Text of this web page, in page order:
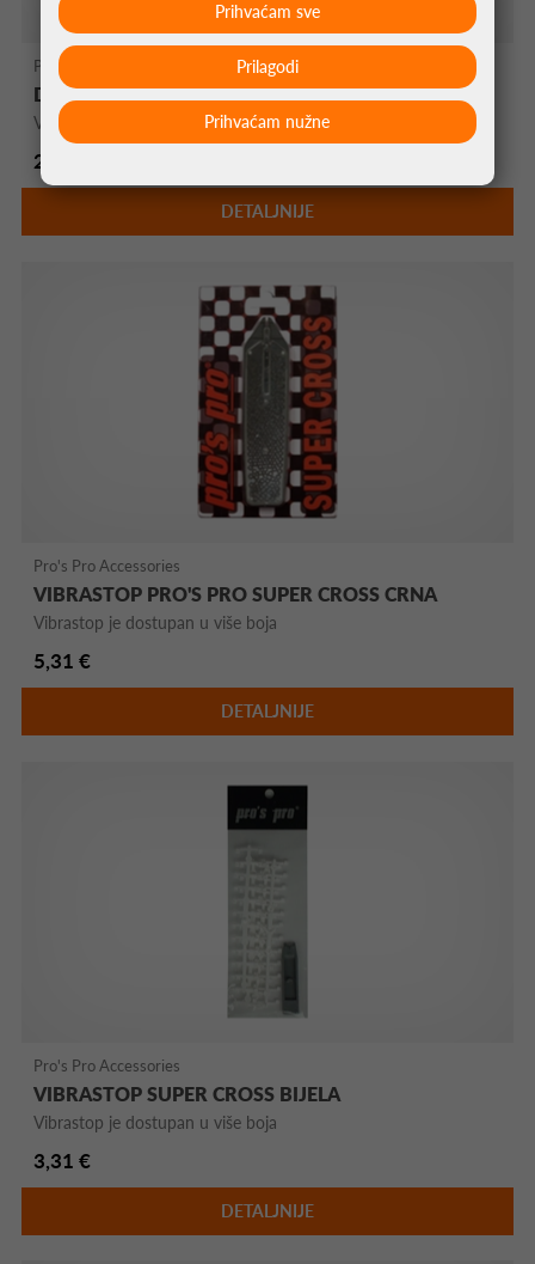
Pro's Pro Dodaci Za Padel
DRŽAČ LOPTICA ZELENA
Vibrastop je dostupan u više boja
2,50 €
DETALJNIJE
Pro's Pro Accessories
VIBRASTOP PRO'S PRO SUPER CROSS CRNA
Vibrastop je dostupan u više boja
5,31 €
DETALJNIJE
Pro's Pro Accessories
VIBRASTOP SUPER CROSS BIJELA
Vibrastop je dostupan u više boja
3,31 €
DETALJNIJE
Prihvaćam nužne
Prilagodi
Prihvaćam sve